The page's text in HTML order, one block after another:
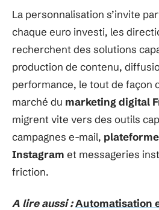
La personnalisation s’invite
chaque euro investi, les
recherchent des solutions
production de contenu,
performance, le tout de façon
marché du marketing digital
migrent vite vers des outils
campagnes e-mail,
Instagram et messageries
friction.
A lire aussi :Automatisation